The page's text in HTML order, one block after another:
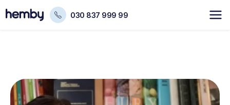
030 837 999 99